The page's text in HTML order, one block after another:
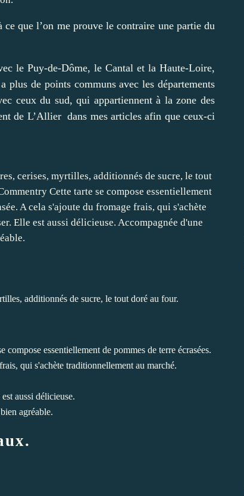
ce que l’on me prouve le contraire une partie du
le Puy-de-Dôme, le Cantal et la Haute-Loire,
de points communs avec les départements
ceux du sud, qui appartiennent à la zone des
de L’Allier dans mes articles afin que ceux-ci
additionnés de sucre, le tout doré au four.
essentiellement de pommes de terre écrasées.
qui s'achète traditionnellement au marché.
aussi délicieuse.
agréable.